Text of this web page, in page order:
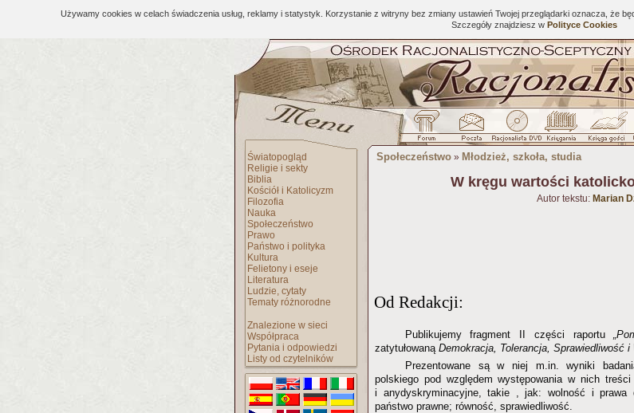
Używamy cookies w celach świadczenia usług, reklamy i statystyk. Korzystanie z witryny bez zmiany ustawień Twojej przeglądarki oznacza, że
Szczegóły znajdziesz w Polityce Cookies
Światopogląd
Religie i sekty
Biblia
Kościół i Katolicyzm
Filozofia
Nauka
Społeczeństwo
Prawo
Państwo i polityka
Kultura
Felietony i eseje
Literatura
Ludzie, cytaty
Tematy różnorodne
Znalezione w sieci
Współpraca
Pytania i odpowiedzi
Listy od czytelników
Społeczeństwo » Młodzież, szkoła, studia
W kręgu wartości
Autor tekstu: Marian
Od Redakcji:
Publikujemy fragment II części raportu
zatytułowaną Demokracja, Tolerancja, Sprawiedliwość
Prezentowane są w niej m.in. wyniki
polskiego pod względem występowania w nich
i anydyskryminacyjne, takie , jak: wolność i prawa
państwo prawne; równość, sprawiedliwość.